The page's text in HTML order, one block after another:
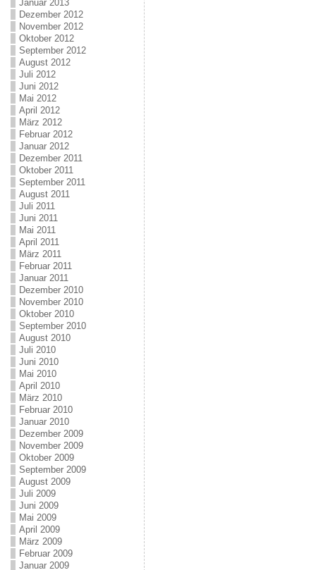
Januar 2013
Dezember 2012
November 2012
Oktober 2012
September 2012
August 2012
Juli 2012
Juni 2012
Mai 2012
April 2012
März 2012
Februar 2012
Januar 2012
Dezember 2011
Oktober 2011
September 2011
August 2011
Juli 2011
Juni 2011
Mai 2011
April 2011
März 2011
Februar 2011
Januar 2011
Dezember 2010
November 2010
Oktober 2010
September 2010
August 2010
Juli 2010
Juni 2010
Mai 2010
April 2010
März 2010
Februar 2010
Januar 2010
Dezember 2009
November 2009
Oktober 2009
September 2009
August 2009
Juli 2009
Juni 2009
Mai 2009
April 2009
März 2009
Februar 2009
Januar 2009